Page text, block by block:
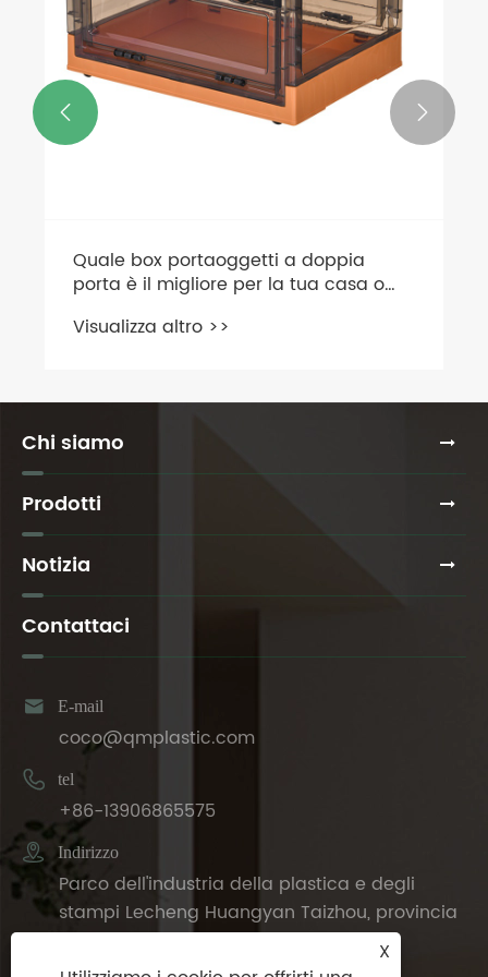
Quale box portaoggetti a doppia
porta è il migliore per la tua casa o
Visualizza altro >>
 
Chi siamo
Prodotti
Notizia
Contattaci
 E-mail
coco@qmplastic.com
 tel
+86-13906865575
 Indirizzo
Parco dell'industria della plastica e degli
stampi Lecheng Huangyan Taizhou, provincia
di Zhejiang, Cina
X